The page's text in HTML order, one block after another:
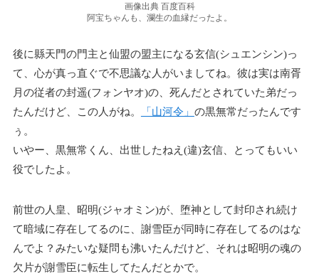
画像出典 百度百科
阿宝ちゃんも、瀾生の血縁だったよ。
後に縣天門の門主と仙盟の盟主になる玄信(シュエンシン)っ
て、心が真っ直ぐで不思議な人がいましてね。彼は実は南胥
月の従者の封遥(フォンヤオ)の、死んだとされていた弟だっ
たんだけど、この人がね。
「山河令」 の黒無常だったんです
ぅ。
いやー、黒無常くん、出世したねえ(違)玄信、とってもいい
役でしたよ。
前世の人皇、昭明(ジャオミン)が、堕神として封印され続け
て暗域に存在してるのに、謝雪臣が同時に存在してるのはな
んでよ？みたいな疑問も沸いたんだけど、それは昭明の魂の
欠片が謝雪臣に転生してたんだとかで。